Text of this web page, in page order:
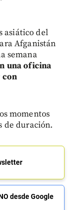
asiático del
Afganistán
semana
una oficina
con
momentos
de duración.
desde Google